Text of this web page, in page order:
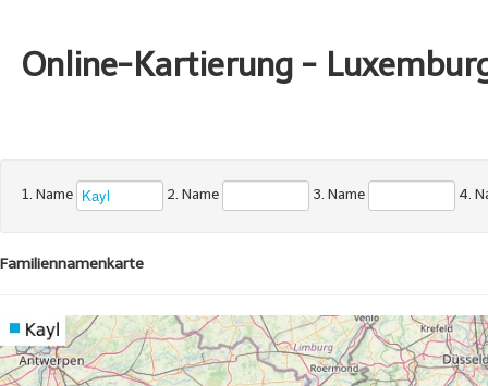
Online-Kartierung -
1. Name 2. Name 3. Name 4.
Familiennamenkarte